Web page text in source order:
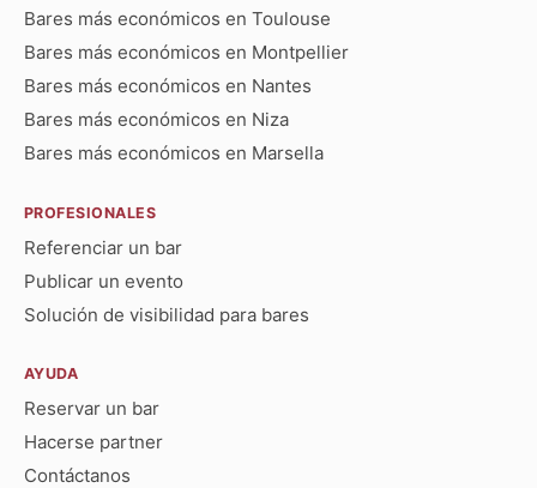
Bares más económicos en Toulouse
Bares más económicos en Montpellier
Bares más económicos en Nantes
Bares más económicos en Niza
Bares más económicos en Marsella
PROFESIONALES
Referenciar un bar
Publicar un evento
Solución de visibilidad para bares
AYUDA
Reservar un bar
Hacerse partner
Contáctanos